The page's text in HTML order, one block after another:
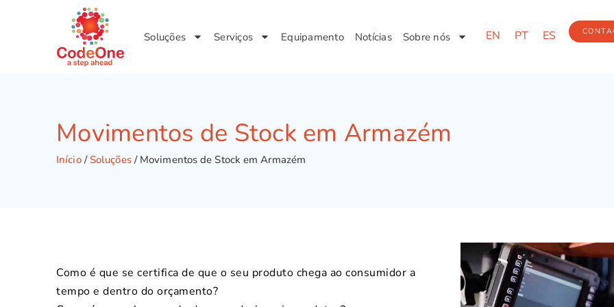
Soluções Serviços Equipamento Notícias Sobre nós EN PT ES
Movimentos de Stock em Armazém
Início/Soluções/ Movimentos de Stock em Armazém
Como é que se certifica de que o seu produto chega ao consumidor a
tempo e dentro do orçamento?